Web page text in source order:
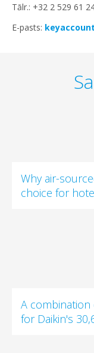
Tālr.: +32 2 529 61
E-pasts:
Why air-
choice for
A combination
for Daikin's